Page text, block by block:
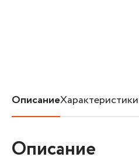
ОписаниеХарактеристики
Описание